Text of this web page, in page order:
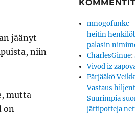
jäänyt
niin
mutta
on
KOMMENTIT
heitin
palasin
CharlesGinue:
Vivod iz
Pärjääkö
Vastaus
Suurimpia
jättipotteja